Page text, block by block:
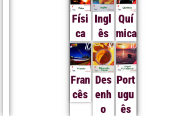
Físi
ca
Ingl
ês
Quí
mica
Fran
cês
Des
enh
o
Port
ugu
ês